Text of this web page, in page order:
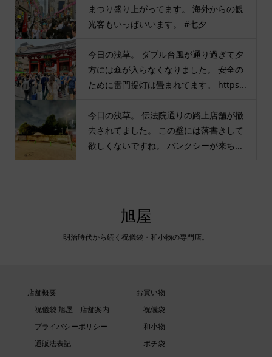
まつり盛り上がってます。 海外からの観
光客もいっぱいいます。 #七夕
今日の浅草。 ダブル台風が通り過ぎて夕
方には傘が入らなくなりました。 安全の
ために雷門提灯は畳まれてます。 https...
今日の浅草。 伝法院通りの路上店舗が撤
去されてました。 この壁には落書きして
欲しくないですね。 バンクシーが来ち...
旭屋
明治時代から続く祝儀袋・和小物の専門店。
店舗概要
祝儀袋 旭屋 店舗案内
プライバシーポリシー
通販法表記
お買い物
祝儀袋
和小物
ポチ袋